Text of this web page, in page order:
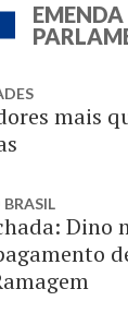
EMENDA
mais
Dino